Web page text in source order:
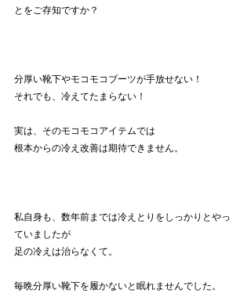
とをご存知ですか？
分厚い靴下やモコモコブーツが手放せない！
それでも、冷えてたまらない！
実は、そのモコモコアイテムでは
根本からの冷え改善は期待できません。
私自身も、数年前までは冷えとりをしっかりとやっ
ていましたが
足の冷えは治らなくて。
毎晩分厚い靴下を履かないと眠れませんでした。